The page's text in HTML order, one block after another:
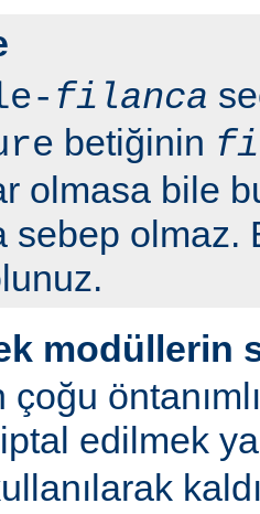
filanca
betiğinin
olmasa bile
sebep olmaz.
modüllerin
çoğu
edilmek